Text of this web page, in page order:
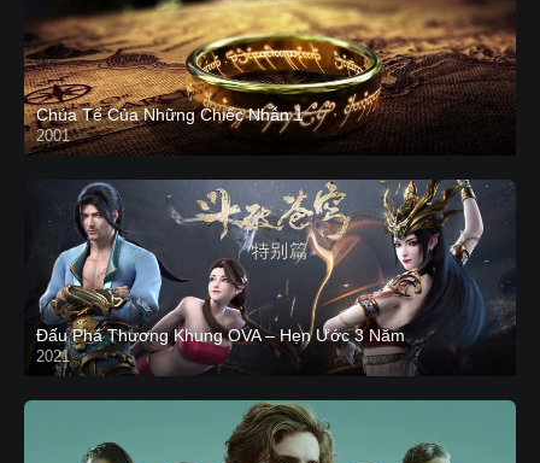
Chúa Tể Của Những Chiếc Nhẫn 1
2001
Đấu Phá Thương Khung OVA – Hẹn Ước 3 Năm
2021